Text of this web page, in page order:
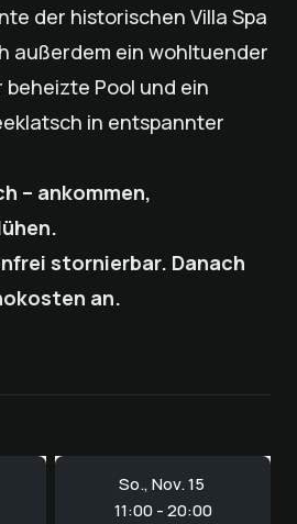
der historischen Villa Spa
außerdem ein wohltuender
Pool und ein
in entspannter
– ankommen,
stornierbar. Danach
an.
So., Nov. 15
11:00 - 20:00